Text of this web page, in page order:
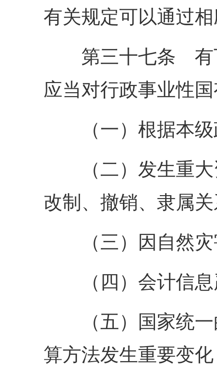
有关规定可以通过
第三十七条 有下
应当对行政事业性
（一）根据本级
（二）发生重大
改制、撤销、隶属
（三）因自然灾
（四）会计信息
（五）国家统一
算方法发生重要变